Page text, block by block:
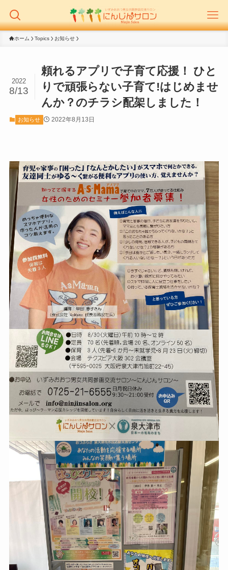
ホーム Topics お知らせ
頼れるアプリで子育て応援！ ひと
りで頑張らない子育て!はじめませ
んか？のチラシ配架しました！
2022
8/13
お知らせ 2022年8月13日